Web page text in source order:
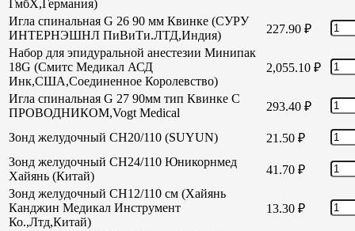
ГмбХ,Германия)
Игла спинальная G 26 90 мм Квинке (СУРУ
ИНТЕРНЭШНЛ ПиВиТи.ЛТД,Индия)
227.90 ₽
Набор для эпидуральной анестезии Минипак
18G (Смитс Медикал АСД
Инк,США,Соединенное Королевство)
2,055.10 ₽
Игла спинальная G 27 90мм тип Квинке С
ПРОВОДНИКОМ,Vogt Medical
293.40 ₽
Зонд желудочный СН20/110 (SUYUN) 21.50 ₽
Зонд желудочный СН24/110 Юникорнмед
Хайянь (Китай)
41.70 ₽
Зонд желудочный CH12/110 см (Хайянь
Канджин Медикал Инструмент
Ко.,Лтд,Китай)
13.30 ₽